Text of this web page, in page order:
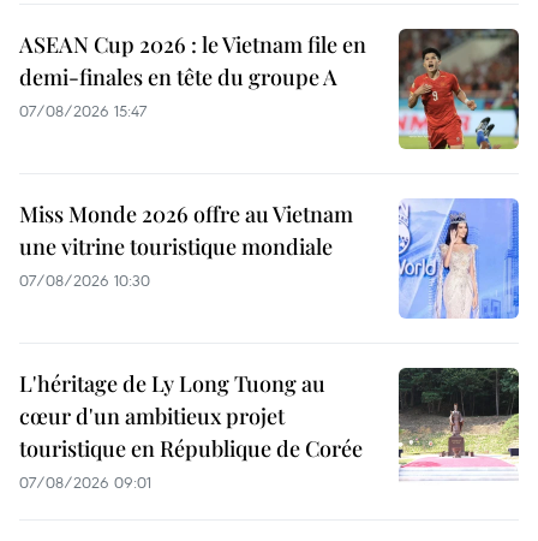
ASEAN Cup 2026 : le Vietnam file en
demi-finales en tête du groupe A
07/08/2026 15:47
Miss Monde 2026 offre au Vietnam
une vitrine touristique mondiale
07/08/2026 10:30
L'héritage de Ly Long Tuong au
cœur d'un ambitieux projet
touristique en République de Corée
07/08/2026 09:01